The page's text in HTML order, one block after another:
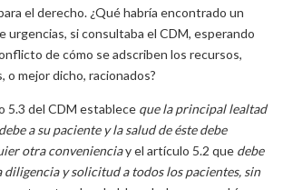
el derecho. ¿Qué habría encontrado un
urgencias, si consultaba el CDM, esperando
de cómo se adscriben los recursos,
o mejor dicho, racionados?
5.3 del CDM establece que la principal lealtad
a su paciente y la salud de éste debe
otra convenienciay el artículo 5.2 que debe
diligencia y solicitud a todos los pacientes, sin